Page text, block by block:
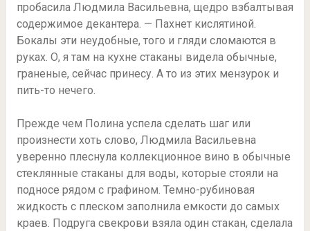
пробасила Людмила Васильевна, щедро взбалтывая
содержимое декантера. — Пахнет кислятиной.
Бокалы эти неудобные, того и гляди сломаются в
руках. О, я там на кухне стаканы видела обычные,
граненые, сейчас принесу. А то из этих мензурок и
пить-то нечего.
Прежде чем Полина успела сделать шаг или
произнести хоть слово, Людмила Васильевна
уверенно плеснула коллекционное вино в обычные
стеклянные стаканы для воды, которые стояли на
подносе рядом с графином. Темно-рубиновая
жидкость с плеском заполнила емкости до самых
краев. Подруга свекрови взяла один стакан, сделала